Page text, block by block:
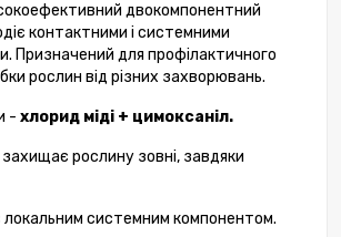
двокомпонентний
контактними і системними
Призначений для профілактичного
рослин від різних захворювань.
- хлорид міді + цимоксаніл.
рослину зовні, завдяки
локальним системним компонентом.